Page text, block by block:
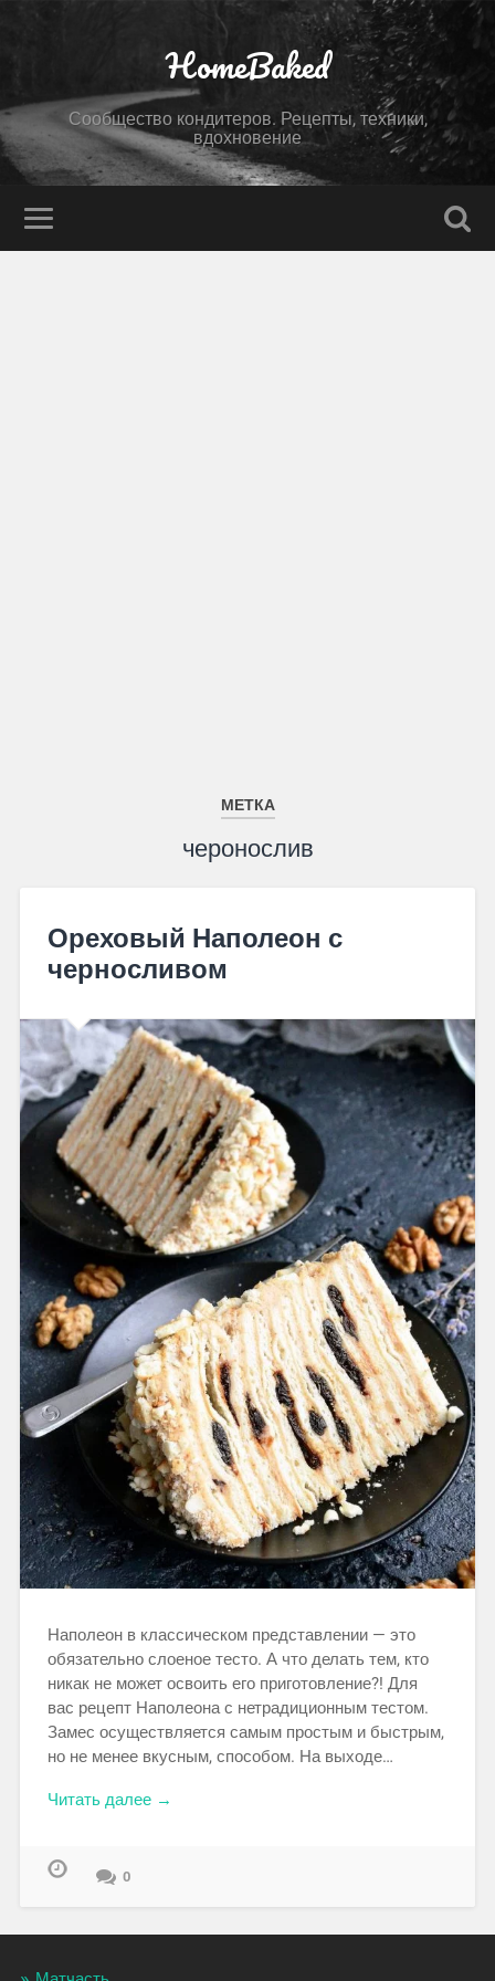
HomeBaked
Сообщество кондитеров. Рецепты, техники,
вдохновение
МЕТКА
черонослив
Ореховый Наполеон с
черносливом
Наполеон в классическом представлении — это
обязательно слоеное тесто. А что делать тем, кто
никак не может освоить его приготовление?! Для
вас рецепт Наполеона с нетрадиционным тестом.
Замес осуществляется самым простым и быстрым,
но не менее вкусным, способом. На выходе…
Читать далее →
0